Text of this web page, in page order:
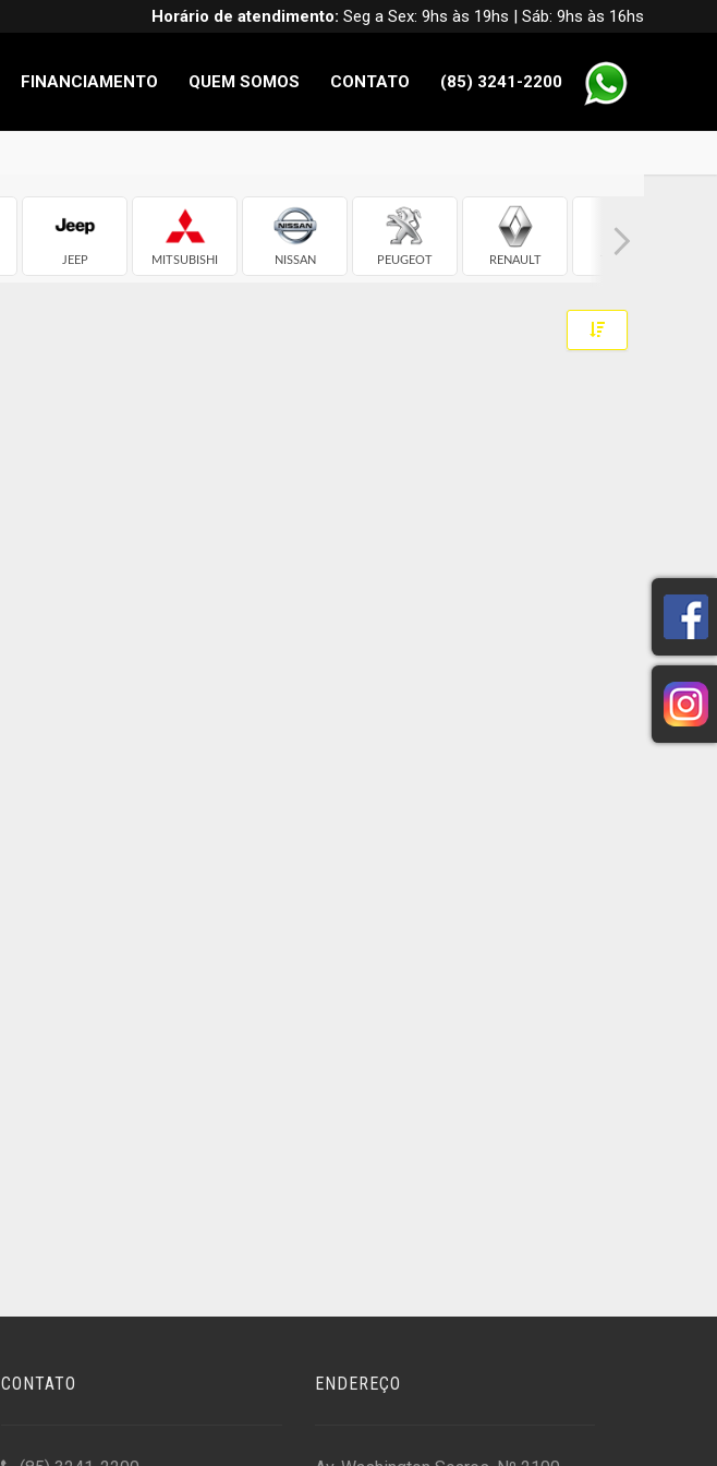
Horário de atendimento: Seg a Sex: 9hs às 19hs | Sáb: 9hs às 16hs
FINANCIAMENTO QUEM SOMOS CONTATO (85) 3241-2200
JEEP MITSUBISHI NISSAN PEUGEOT RENAULT
Toggle
CONTATO ENDEREÇO